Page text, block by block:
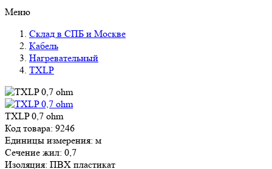
Меню
Склад в СПБ и Москве
Кабель
Нагревательный
TXLP
TXLP 0,7 ohm
Код товара: 9246
Единицы измерения: м
Сечение жил: 0,7
Изоляция: ПВХ пластикат